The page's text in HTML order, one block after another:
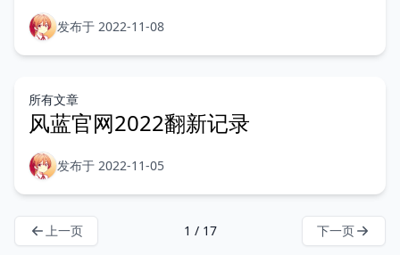
发布于 2022-11-08
所有文章
风蓝官网2022翻新记录
发布于 2022-11-05
上一页 1 / 17 下一页